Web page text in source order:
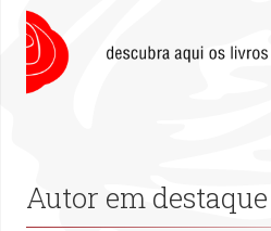
Autor em destaque